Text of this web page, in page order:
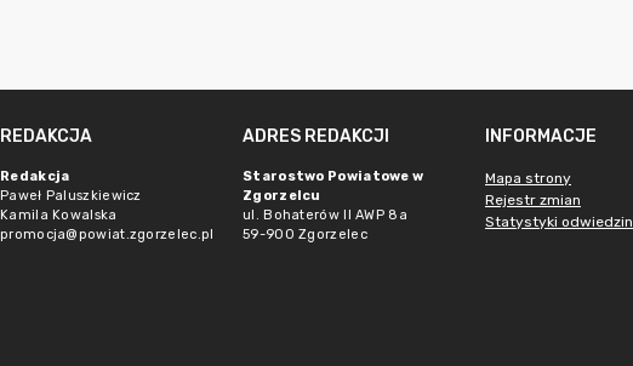
REDAKCJA
Redakcja
Paweł Paluszkiewicz
Kamila Kowalska
promocja@powiat.zgorzelec.pl
ADRES REDAKCJI
Starostwo Powiatowe w
Zgorzelcu
ul. Bohaterów II AWP 8a
59-900 Zgorzelec
INFORMACJE
Mapa strony
Rejestr zmian
Statystyki odwiedzin